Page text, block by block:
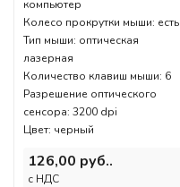
компьютер
Колесо прокрутки мыши: есть
Тип мыши: оптическая
лазерная
Количество клавиш мыши: 6
Разрешение оптического
сенсора: 3200 dpi
Цвет: черный
126,00 руб..
c НДС